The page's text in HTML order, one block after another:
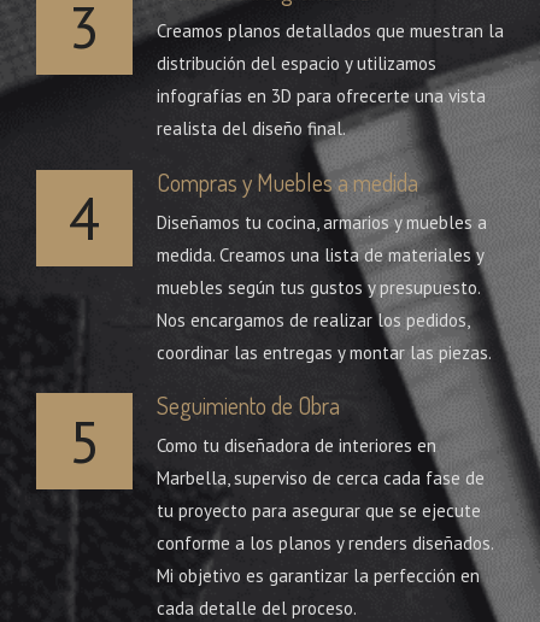
3
Creamos planos detallados que muestran la
distribución del espacio y utilizamos
infografías en 3D para ofrecerte una vista
realista del diseño final.
4 Compras y Muebles a medida
Diseñamos tu cocina, armarios y muebles a
medida. Creamos una lista de materiales y
muebles según tus gustos y presupuesto.
Nos encargamos de realizar los pedidos,
coordinar las entregas y montar las piezas.
5 Seguimiento de Obra
Como tu diseñadora de interiores en
Marbella, superviso de cerca cada fase de
tu proyecto para asegurar que se ejecute
conforme a los planos y renders diseñados.
Mi objetivo es garantizar la perfección en
cada detalle del proceso.